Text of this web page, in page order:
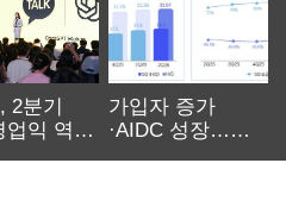
2분기
업익 역대
가입자 증가
·AIDC 성장…